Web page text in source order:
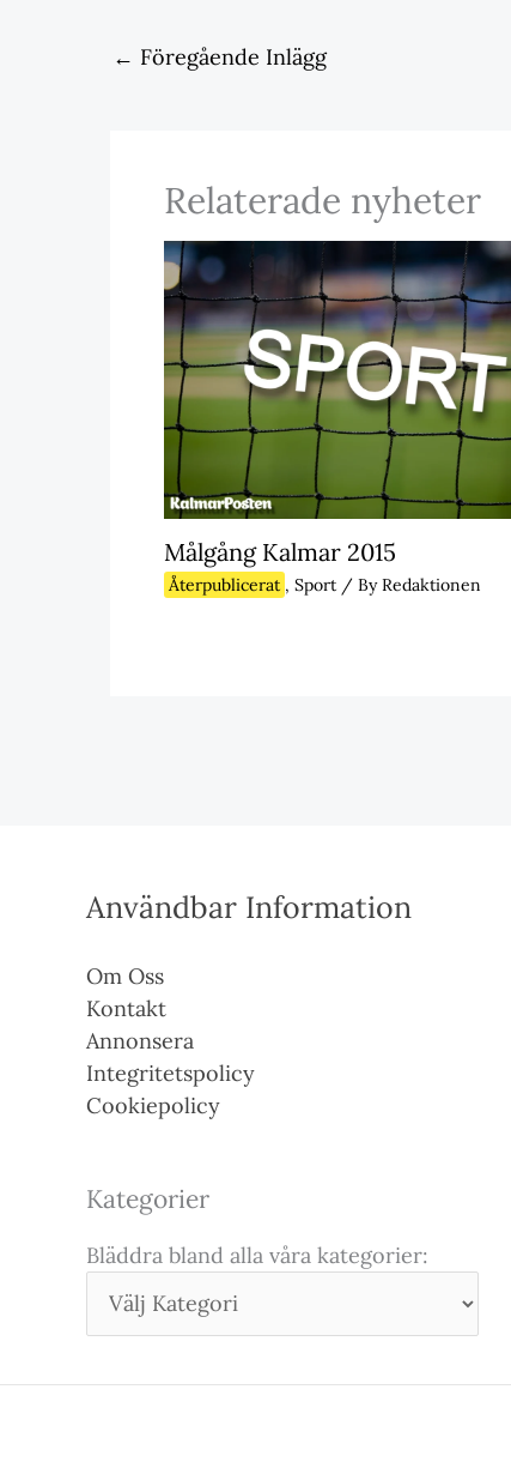
← Föregående Inlägg
Relaterade nyheter
Målgång Kalmar 2015
Återpublicerat , Sport / ByRedaktionen
Användbar Information
Om Oss
Kontakt
Annonsera
Integritetspolicy
Cookiepolicy
Kategorier
Bläddra bland alla våra kategorier: